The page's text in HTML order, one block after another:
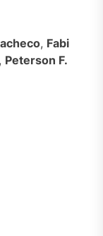
, Fabi
, Peterson F.